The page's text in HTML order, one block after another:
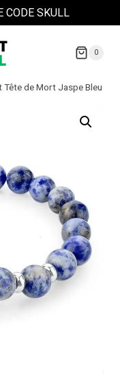
CODE SKULL
0
Tête de Mort Jaspe Bleu